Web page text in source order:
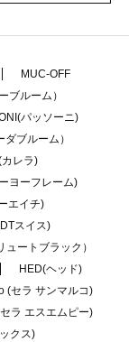
MUC-OFF
ブルーム）
パッソーニ)
ブルーム）
レラ)
ヨーフレーム)
エイチ)
スイス)
ートブラック）
HED(ヘッド)
(セラ サンマルコ)
ラ エスエムピー)
クス)